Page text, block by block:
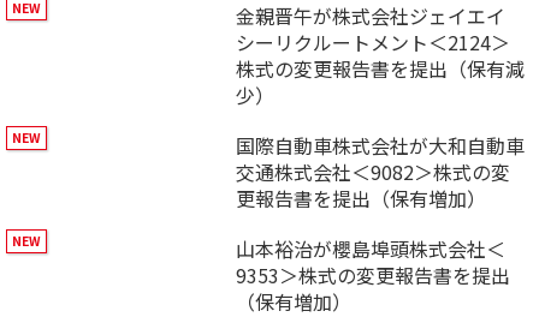
金親晋午が株式会社ジェイエイ
シーリクルートメント＜2124＞
株式の変更報告書を提出（保有減
少）
国際自動車株式会社が大和自動車
交通株式会社＜9082＞株式の変
更報告書を提出（保有増加）
山本裕治が櫻島埠頭株式会社＜
9353＞株式の変更報告書を提出
（保有増加）